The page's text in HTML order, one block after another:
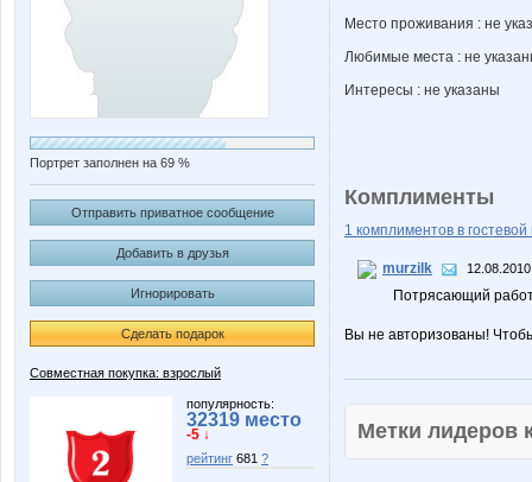
Портрет заполнен на 69 %
Отправить приватное сообщение
Добавить в друзья
Игнорировать
Сделать подарок
Совместная покупка: взрослый
популярность:
32319 место
-5 ↓
рейтинг 681 ?
Место проживания : не
Любимые места : не
Интересы : не указаны
Комплименты
1 комплиментов в гостевой
murzilk
Потрясающий
Вы не авторизованы!
Метки